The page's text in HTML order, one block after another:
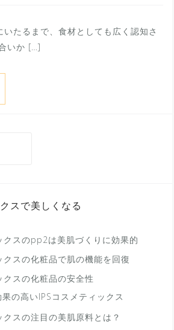
たるまで、食材としても広く認知さ
いか […]
スで美しくなる
スのpp2は美肌づくりに効果的
クスの化粧品で肌の機能を回復
クスの化粧品の安全性
の高いIPSコスメティックス
スの注目の美肌原料とは？